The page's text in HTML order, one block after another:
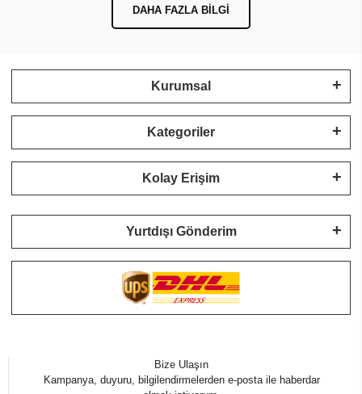
DAHA FAZLA BILGI
Kurumsal
Kategoriler
Kolay Erişim
Yurtdışı Gönderim
Bize Ulaşın
Kampanya, duyuru, bilgilendirmelerden e-posta ile haberdar